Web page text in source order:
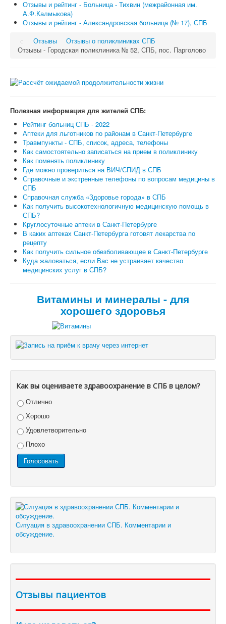
Отзывы и рейтинг - Больница - Тихвин (межрайонная им.
А.Ф.Калмыкова)
Отзывы и рейтинг - Александровская больница (№ 17), СПБ
Отзывы
Отзывы о поликлиниках СПБ
Отзывы - Городская поликлиника № 52, СПБ, пос. Парголово
Полезная информация для жителей СПБ:
Рейтинг больниц СПБ - 2022
Аптеки для льготников по районам в Санкт-Петербурге
Травмпункты - СПБ, список, адреса, телефоны
Как самостоятельно записаться на прием в поликлинику
Как поменять поликлинику
Где можно провериться на ВИЧ/СПИД в СПБ
Справочные и экстренные телефоны по вопросам медицины в
СПБ
Справочная служба «Здоровье города» в СПБ
Как получить высокотехнологичную медицинскую помощь в
СПБ?
Круглосуточные аптеки в Санкт-Петербурге
В каких аптеках Санкт-Петербурга готовят лекарства по
рецепту
Как получить сильное обезболивающее в Санкт-Петербурге
Куда жаловаться, если Вас не устраивает качество
медицинских услуг в СПБ?
Витамины и минералы - для
хорошего здоровья
Как вы оцениваете здравоохранение в СПБ в целом?
Отлично
Хорошо
Удовлетворительно
Плохо
Ситуация в здравоохранении СПБ. Комментарии и
обсуждение.
Отзывы пациентов